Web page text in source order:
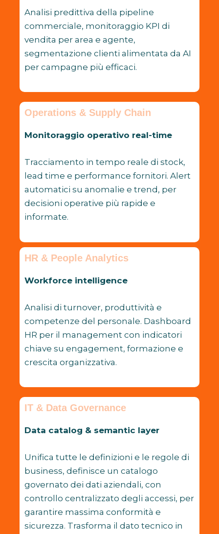
Analisi predittiva della pipeline
commerciale, monitoraggio KPI di
vendita per area e agente,
segmentazione clienti alimentata da AI
per campagne più efficaci.
Operations & Supply Chain
Monitoraggio operativo real-time
Tracciamento in tempo reale di stock,
lead time e performance fornitori. Alert
automatici su anomalie e trend, per
decisioni operative più rapide e
informate.
HR & People Analytics
Workforce intelligence
Analisi di turnover, produttività e
competenze del personale. Dashboard
HR per il management con indicatori
chiave su engagement, formazione e
crescita organizzativa.
IT & Data Governance
Data catalog & semantic layer
Unifica tutte le definizioni e le regole di
business, definisce un catalogo
governato dei dati aziendali, con
controllo centralizzato degli accessi, per
garantire massima conformità e
sicurezza. Trasforma il dato tecnico in